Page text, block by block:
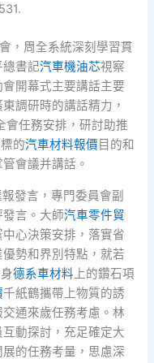
，周全系統深刻學習貫
總書記汽車機油芯視察
會開幕式主要講話主要
調研時的講話精力，
會任務安排，研討助推
的汽車材料報價 目的和
會議并講話。
發言，專門委員會副
發言。大師汽車零件貿
心決策安排，落實省
勢和界別特點，就若
德系車材料 上的鑽石項
千紙鶴攜帶上物質的誘
通來歲任務考慮。林
動探討，充足確定大
的任務考量，思慮深